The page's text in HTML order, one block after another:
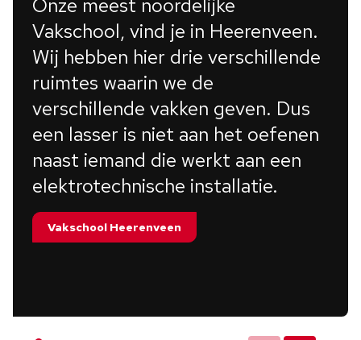
Onze meest noordelijke
Vakschool, vind je in Heerenveen.
Wij hebben hier drie verschillende
ruimtes waarin we de
verschillende vakken geven. Dus
een lasser is niet aan het oefenen
naast iemand die werkt aan een
elektrotechnische installatie.
Vakschool Heerenveen